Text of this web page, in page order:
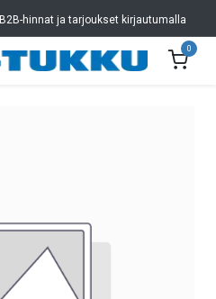
B2B-hinnat ja tarjoukset kirjautumalla
0